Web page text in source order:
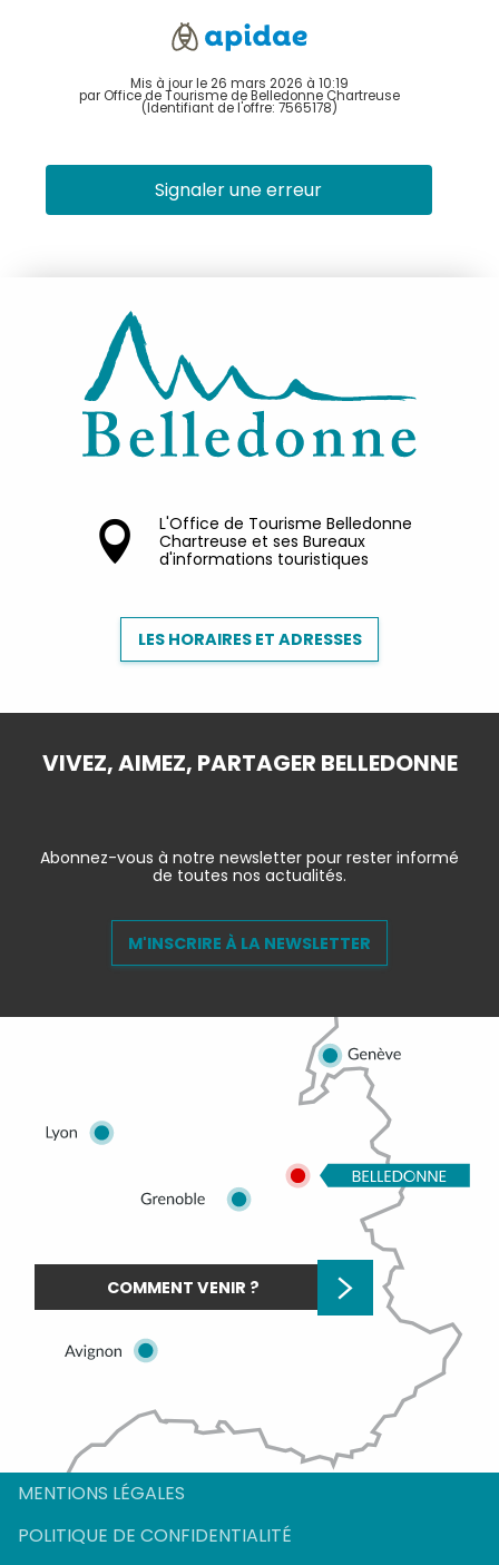
Mis à jour le 26 mars 2026 à 10:19
par Office de Tourisme de Belledonne Chartreuse
(Identifiant de l'offre: 7565178)
Signaler une erreur
L'Office de Tourisme Belledonne
Chartreuse et ses Bureaux
d'informations touristiques
LES HORAIRES ET ADRESSES
VIVEZ, AIMEZ, PARTAGER BELLEDONNE
Abonnez-vous à notre newsletter pour rester informé
de toutes nos actualités.
M'INSCRIRE À LA NEWSLETTER
COMMENT VENIR ?
MENTIONS LÉGALES
POLITIQUE DE CONFIDENTIALITÉ